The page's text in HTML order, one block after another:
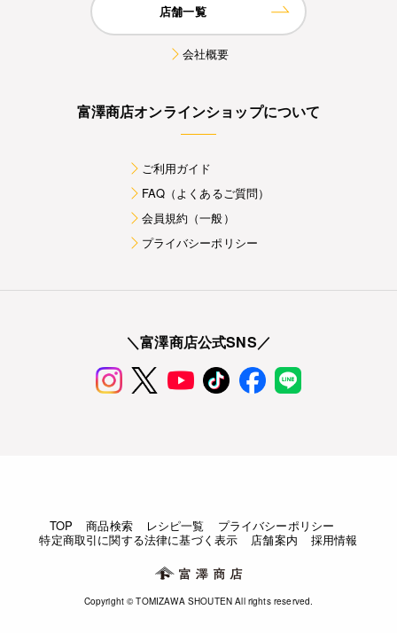
店舗一覧
会社概要
富澤商店オンラインショップについて
ご利用ガイド
FAQ（よくあるご質問）
会員規約（一般）
プライバシーポリシー
＼富澤商店公式SNS／
TOP 商品検索 レシピ一覧
プライバシーポリシー
特定商取引に関する法律に基づく表示
店舗案内 採用情報
Copyright © TOMIZAWA SHOUTEN All rights reserved.